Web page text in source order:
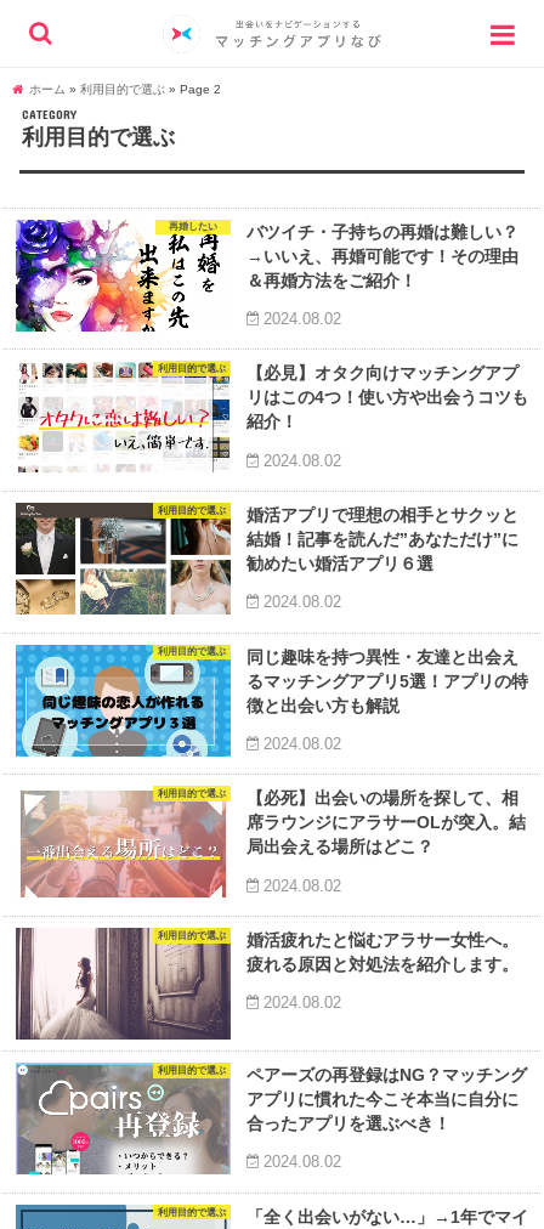
ホーム » 利用目的で選ぶ » Page 2
CATEGORY
利用目的で選ぶ
再婚したい
バツイチ・子持ちの再婚は難しい？
→いいえ、再婚可能です！その理由
＆再婚方法をご紹介！
2024.08.02
利用目的で選ぶ
【必見】オタク向けマッチングアプ
リはこの4つ！使い方や出会うコツも
紹介！
2024.08.02
利用目的で選ぶ
婚活アプリで理想の相手とサクッと
結婚！記事を読んだ”あなただけ”に
勧めたい婚活アプリ６選
2024.08.02
利用目的で選ぶ
同じ趣味を持つ異性・友達と出会え
るマッチングアプリ5選！アプリの特
徴と出会い方も解説
2024.08.02
利用目的で選ぶ
【必死】出会いの場所を探して、相
席ラウンジにアラサーOLが突入。結
局出会える場所はどこ？
2024.08.02
利用目的で選ぶ
婚活疲れたと悩むアラサー女性へ。
疲れる原因と対処法を紹介します。
2024.08.02
利用目的で選ぶ
ペアーズの再登録はNG？マッチング
アプリに慣れた今こそ本当に自分に
合ったアプリを選ぶべき！
2024.08.02
利用目的で選ぶ
「全く出会いがない…」→1年でマイ